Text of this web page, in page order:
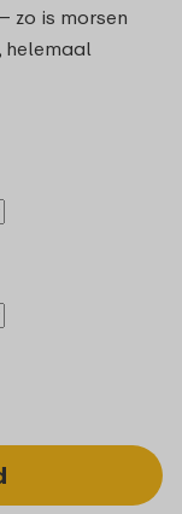
zo is morsen
helemaal